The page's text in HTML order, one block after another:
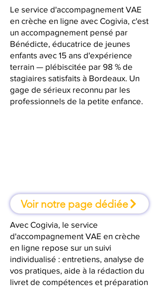
Le service d'accompagnement VAE
en crèche en ligne avec Cogivia, c'est
un accompagnement pensé par
Bénédicte, éducatrice de jeunes
enfants avec 15 ans d'expérience
terrain — plébiscitée par 98 % de
stagiaires satisfaits à Bordeaux. Un
gage de sérieux reconnu par les
professionnels de la petite enfance.
Voir notre page dédiée
Avec Cogivia, le service
d'accompagnement VAE en crèche
en ligne repose sur un suivi
individualisé : entretiens, analyse de
vos pratiques, aide à la rédaction du
livret de compétences et préparation